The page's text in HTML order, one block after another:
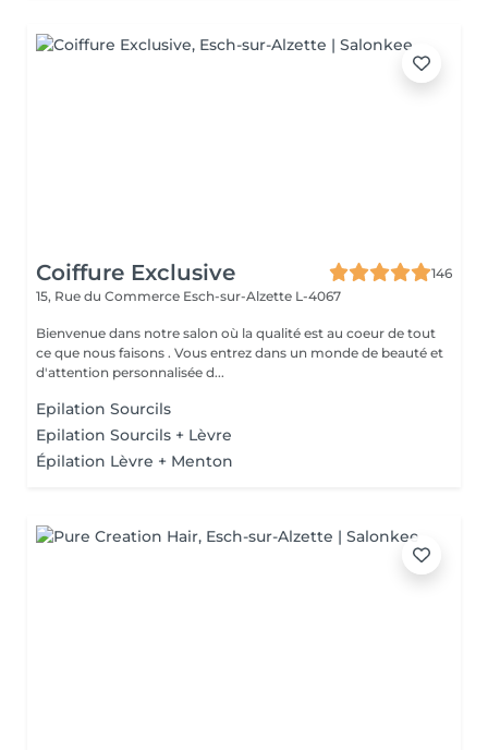
Coiffure Exclusive
146
15, Rue du Commerce Esch-sur-Alzette L-4067
Bienvenue dans notre salon où la qualité est au coeur de tout
ce que nous faisons . Vous entrez dans un monde de beauté et
d'attention personnalisée d...
Epilation Sourcils
Epilation Sourcils + Lèvre
Épilation Lèvre + Menton